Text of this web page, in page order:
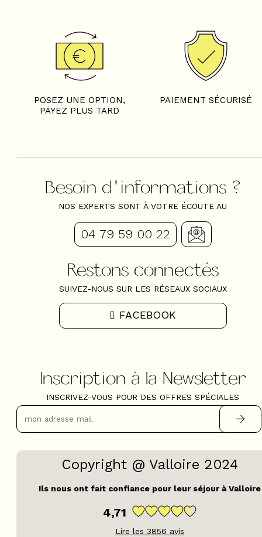
POSEZ UNE OPTION,
PAYEZ PLUS TARD
PAIEMENT SÉCURISÉ
Besoin d'informations ?
NOS EXPERTS SONT À VOTRE ÉCOUTE AU
04 79 59 00 22
Restons connectés
SUIVEZ-NOUS SUR LES RÉSEAUX SOCIAUX
FACEBOOK
Inscription à la Newsletter
INSCRIVEZ-VOUS POUR DES OFFRES SPÉCIALES
Copyright @ Valloire 2024
Ils nous ont fait confiance pour leur séjour à Valloire
4,71
Lire les 3856 avis